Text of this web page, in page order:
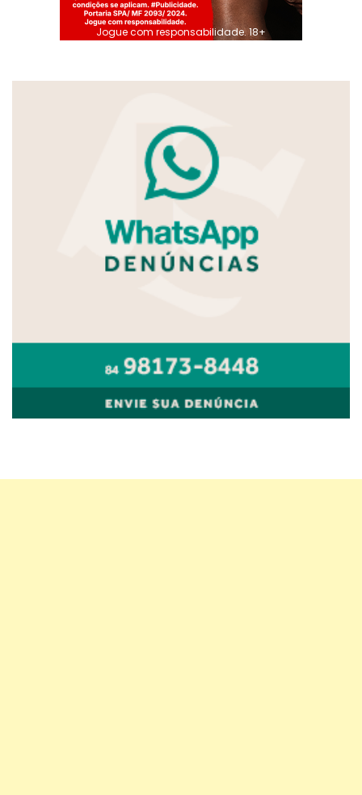
Jogue com responsabilidade. 18+